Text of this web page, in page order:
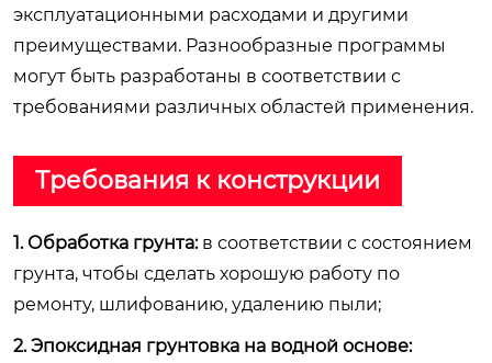
эксплуатационными расходами и другими
преимуществами. Разнообразные программы
могут быть разработаны в соответствии с
требованиями различных областей применения.
Требования к конструкции
1. Обработка грунта:в соответствии с состоянием
грунта, чтобы сделать хорошую работу по
ремонту, шлифованию, удалению пыли;
2. Эпоксидная грунтовка на водной основе: